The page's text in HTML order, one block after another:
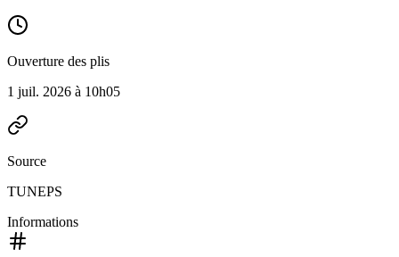
Ouverture des plis
1 juil. 2026 à 10h05
Source
TUNEPS
Informations